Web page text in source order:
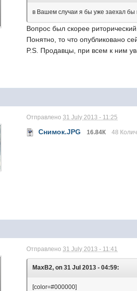
в Вашем случаи я бы уже заехал бы
Вопрос был скорее риторический.
Понятно, то что опубликовано
P.S. Продавцы, при всем к ним
Отправлено31 July 2013 - 11:25
Снимок.JPG 16.84К 48
Отправлено31 July 2013 - 11:41
MaxB2, on 31 Jul 2013 - 04:59:
[color=#000000]